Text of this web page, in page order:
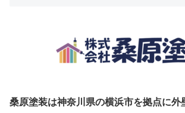
桑原塗装は神奈川県の横浜市を拠点に外